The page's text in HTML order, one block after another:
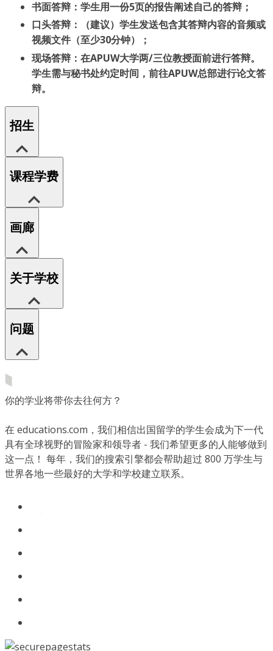
书面答辩：学生用一份5页的报告阐述自己的答辩；
口头答辩：（建议）学生发送包含其答辩内容的音频或
视频文件（至少30分钟）；
现场答辩：在APUW大学两/三位教授面前进行答辩。
学生需与秘书处约定时间，前往APUW总部进行论文答
辩。
招生
课程学费
画廊
关于学校
问题
你的学业将带你去往何方？
在 educations.com，我们相信出国留学的学生会成为下一代
具有全球视野的冒险家和领导者 - 我们希望更多的人能够做到
这一点！ 每年，我们的搜索引擎都会帮助超过 800 万学生与
世界各地一些最好的大学和学校建立联系。